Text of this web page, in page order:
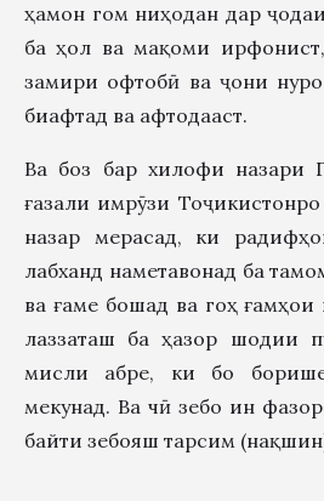
ҳамон гом ниҳодан дар
ба ҳол ва мақоми
замири офтобӣ ва ҷони
биафтад ва афтодааст.
Ва боз бар хилофи назари
ғазали имрӯзи
назар мерасад, ки
лабханд наметавонад ба
ва ғаме бошад ва гоҳ
лаззаташ ба ҳазор шодии
мисли абре, ки бо
мекунад. Ва чӣ зебо ин
байти зебояш тарсим